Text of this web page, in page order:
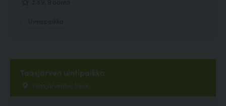
Taasjärven uintipaikka
Taasjärventie, Sipoo